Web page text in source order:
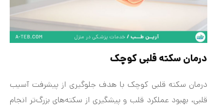
درمان سکته قلبی کوچک
درمان سکته قلبی کوچک با هدف جلوگیری از پیشرفت آسیب
قلبی، بهبود عملکرد قلب و پیشگیری از سکته‌های بزرگ‌تر انجام